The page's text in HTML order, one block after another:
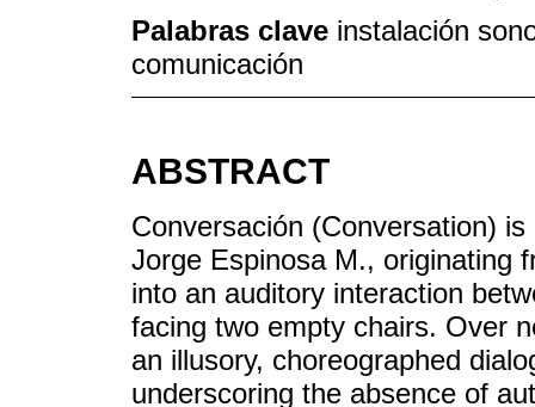
Palabras clave instalación
comunicación
ABSTRACT
Conversación (Conversation)
Jorge Espinosa M., originating
into an auditory interaction
facing two empty chairs. Over
an illusory, choreographed
underscoring the absence of